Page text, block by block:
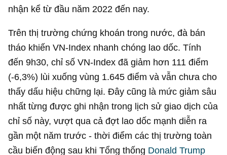
nhận kể từ đầu năm 2022 đến nay.
Trên thị trường chứng khoán trong nước, đà bán
tháo khiến VN-Index nhanh chóng lao dốc. Tính
đến 9h30, chỉ số VN-Index đã giảm hơn 111 điểm
(-6,3%) lùi xuống vùng 1.645 điểm và vẫn chưa cho
thấy dấu hiệu chững lại. Đây cũng là mức giảm sâu
nhất từng được ghi nhận trong lịch sử giao dịch của
chỉ số này, vượt qua cả đợt lao dốc mạnh diễn ra
gần một năm trước - thời điểm các thị trường toàn
cầu biến động sau khi Tổng thống Donald Trump